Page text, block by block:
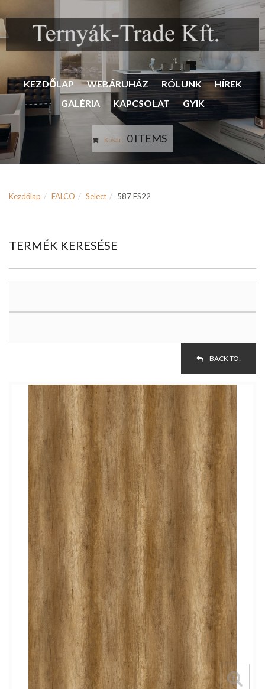
KEZDŐLAP WEBÁRUHÁZ RÓLUNK
HÍREK
GALÉRIA
KAPCSOLAT GYIK
Kosár: 0 ITEMS
Kezdőlap FALCO Select 587 FS22
TERMÉK KERESÉSE
BACK TO: